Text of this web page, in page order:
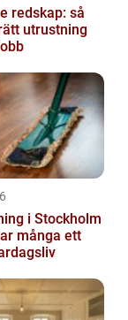
redskap: så
utrustning
i Stockholm
många ett